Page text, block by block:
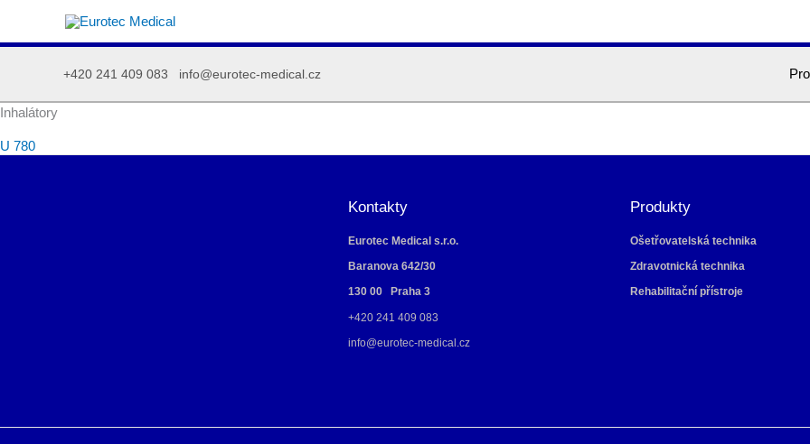
+420 241 409 083 info@eurotec-medical.cz
Inhalátory
U 780
Kontakty
Eurotec Medical s.r.o.
Baranova 642/30
130 00 Praha 3
+420 241 409 083
info@eurotec-medical.cz
Produkty
Ošetřovatelská technika
Zdravotnická technika
Rehabilitační přístroje